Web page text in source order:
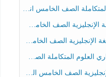
الصف الخامس انسبير الفصل الثالث
الصف الخامس الفصل الثالث
الصف الخامس عام الفصل الثالث